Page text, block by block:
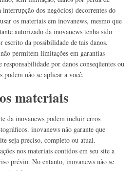
dos negócios) decorrentes do
os materiais em inovanews, mesmo que
autorizado da inovanews tenha sido
da possibilidade de tais danos.
permitem limitações em garantias
por danos conseqüentes ou
podem não se aplicar a você.
materiais
da inovanews podem incluir erros
inovanews não garante que
seja preciso, completo ou atual.
nos materiais contidos em seu site a
prévio. No entanto, inovanews não se